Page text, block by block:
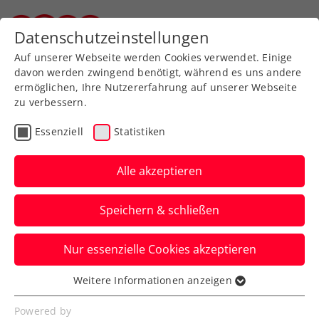
Zurück zur Newsübersicht
Turniere
Upper Austria Ladies Linz
feiert grandiose Premiere
als WTA-500-Turnier
Erster Aufschlag ein Winner:
Turnierdirektorin Sandra Reichel zieht
hocherfreut Bilanz über das Event.
Verfasst von: Presseaussendung / Redaktion, 04.02.2024
Datenschutzeinstellungen
Auf unserer Webseite werden Cookies verwendet. Einige
davon werden zwingend benötigt, während es uns andere
ermöglichen, Ihre Nutzererfahrung auf unserer Webseite
zu verbessern.
Essenziell Statistiken
Alle akzeptieren
Speichern & schließen
Nur essenzielle Cookies akzeptieren
Essenziell
Essenzielle Cookies werden für grundlegende
Weitere Informationen anzeigen
Powered by